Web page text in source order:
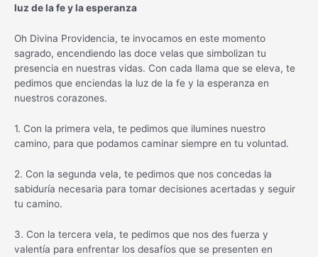
luz de la fe y la esperanza
Oh Divina Providencia, te invocamos en este momento
sagrado, encendiendo las doce velas que simbolizan tu
presencia en nuestras vidas. Con cada llama que se eleva, te
pedimos que enciendas la luz de la fe y la esperanza en
nuestros corazones.
1. Con la primera vela, te pedimos que ilumines nuestro
camino, para que podamos caminar siempre en tu voluntad.
2. Con la segunda vela, te pedimos que nos concedas la
sabiduría necesaria para tomar decisiones acertadas y seguir
tu camino.
3. Con la tercera vela, te pedimos que nos des fuerza y
valentía para enfrentar los desafíos que se presenten en